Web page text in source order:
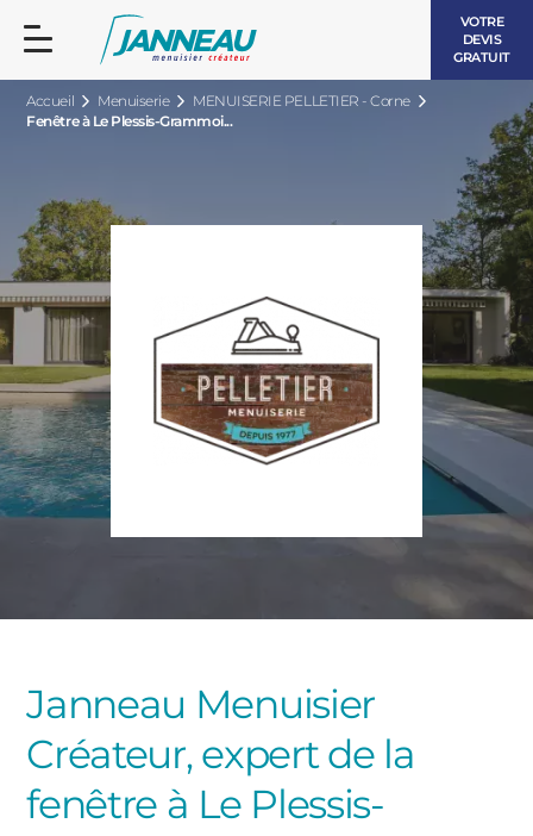
VOTRE
DEVIS
GRATUIT
Accueil Menuiserie
MENUISERIE PELLETIER - Corne
Fenêtre à Le Plessis-Grammoi...
Janneau Menuisier
Créateur, expert de la
fenêtre à Le Plessis-
FENÊTRES ET PORTES-FENÊTRES
BOIS
BAIES VITRÉES
PORTES D’ENTRÉE
LES CONTEMPORAINES
LES INTEMPORELLES
LES LUMINEUSES
VOLETS ROULANTS
PERGOLAS
CARPORTS